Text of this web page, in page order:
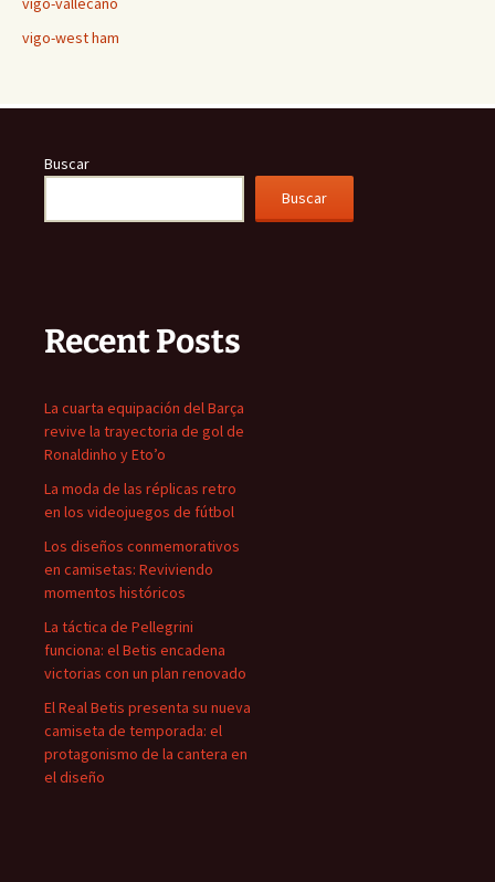
vigo-west ham
Buscar
Buscar
Recent Posts
La cuarta equipación del Barça
revive la trayectoria de gol de
Ronaldinho y Eto’o
La moda de las réplicas retro
en los videojuegos de fútbol
Los diseños conmemorativos
en camisetas: Reviviendo
momentos históricos
La táctica de Pellegrini
funciona: el Betis encadena
victorias con un plan renovado
El Real Betis presenta su nueva
camiseta de temporada: el
protagonismo de la cantera en
el diseño